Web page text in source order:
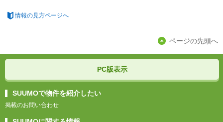
情報の見方ページへ
ページの先頭へ
PC版表示
SUUMOで物件を紹介したい
掲載のお問い合わせ